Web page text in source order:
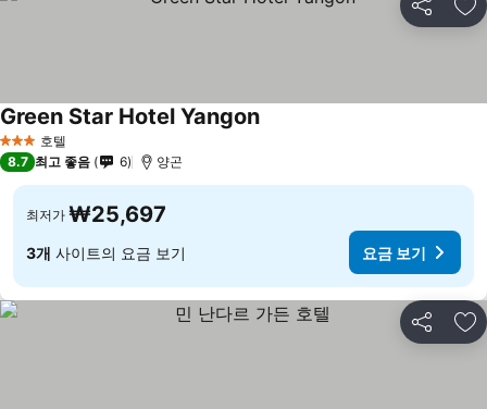
공유 즐
3 성급 호텔
Green Star Hotel Yangon
8.7 최고 좋음 6 양곤
최저가 ₩25,697
3개 사이트의 요금 보기 요금 보기
공유 즐